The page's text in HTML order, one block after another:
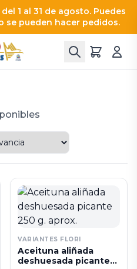
1 al 31 de agosto. Puedes
se pueden hacer pedidos.
VARIANTES FLORI
Aceituna aliñada
deshuesada picante